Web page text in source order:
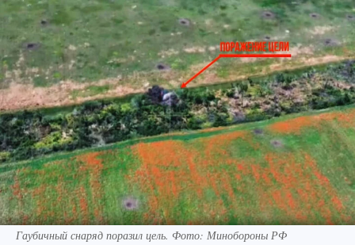
Гаубичный снаряд поразил цель. Фото: Минобороны РФ